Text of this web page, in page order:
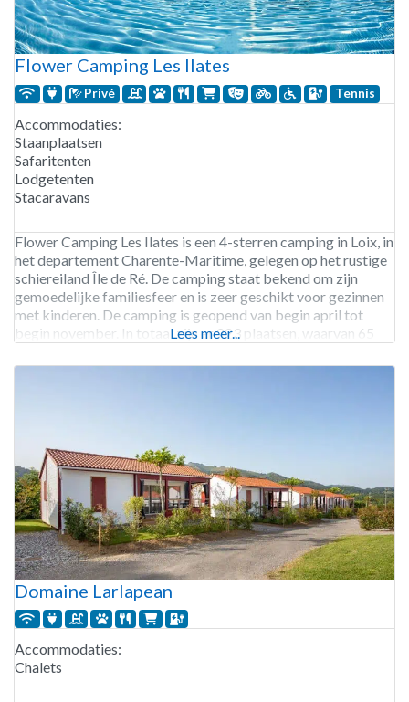
Flower Camping Les Ilates
Privé Tennis
Accommodaties:
Staanplaatsen
Safaritenten
Lodgetenten
Stacaravans
Flower Camping Les Ilates is een 4-sterren camping in Loix, in
het departement Charente-Maritime, gelegen op het rustige
schiereiland Île de Ré. De camping staat bekend om zijn
gemoedelijke familiesfeer en is zeer geschikt voor gezinnen
met kinderen. De camping is geopend van begin april tot
begin november. In totaal zijn er 223 plaatsen, waarvan 65
Lees meer...
Domaine Larlapean
Accommodaties:
Chalets